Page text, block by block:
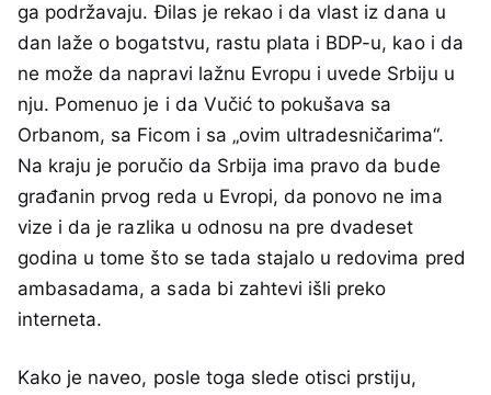
ga podržavaju. Đilas je rekao i da vlast iz dana u
dan laže o bogatstvu, rastu plata i BDP-u, kao i da
ne može da napravi lažnu Evropu i uvede Srbiju u
nju. Pomenuo je i da Vučić to pokušava sa
Orbanom, sa Ficom i sa „ovim ultradesničarima“.
Na kraju je poručio da Srbija ima pravo da bude
građanin prvog reda u Evropi, da ponovo ne ima
vize i da je razlika u odnosu na pre dvadeset
godina u tome što se tada stajalo u redovima pred
ambasadama, a sada bi zahtevi išli preko
interneta.
Kako je naveo, posle toga slede otisci prstiju,